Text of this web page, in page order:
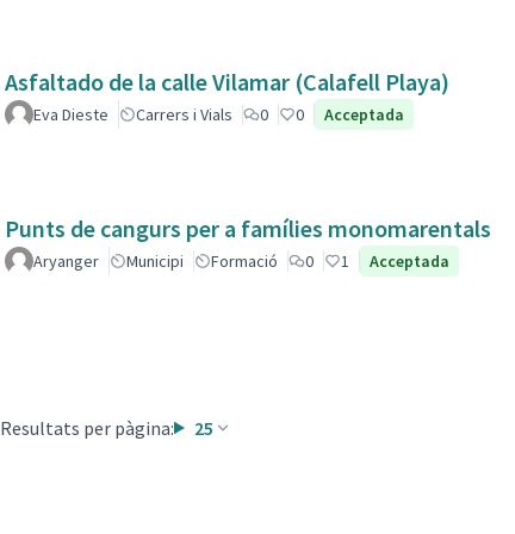
Asfaltado de la calle Vilamar (Calafell Playa)
Eva Dieste Carrers i Vials 0 0 Acceptada
Punts de cangurs per a famílies monomarentals
Aryanger Municipi Formació 0 1 Acceptada
Resultats per pàgina: 25